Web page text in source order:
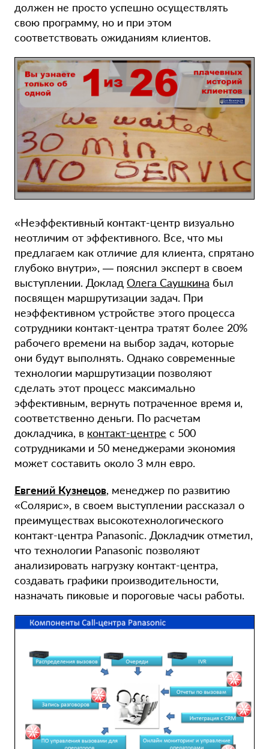
должен не просто успешно осуществлять
свою программу, но и при этом
соответствовать ожиданиям клиентов.
«Неэффективный контакт-центр визуально
неотличим от эффективного. Все, что мы
предлагаем как отличие для клиента, спрятано
глубоко внутри», — пояснил эксперт в своем
выступлении. Доклад Олега Саушкина был
посвящен маршрутизации задач. При
неэффективном устройстве этого процесса
сотрудники контакт-центра тратят более 20%
рабочего времени на выбор задач, которые
они будут выполнять. Однако современные
технологии маршрутизации позволяют
сделать этот процесс максимально
эффективным, вернуть потраченное время и,
соответственно деньги. По расчетам
докладчика, в контакт-центре с 500
сотрудниками и 50 менеджерами экономия
может составить около 3 млн евро.
Евгений Кузнецов, менеджер по развитию
«Солярис», в своем выступлении рассказал о
преимуществах высокотехнологического
контакт-центра Panasonic. Докладчик отметил,
что технологии Panasonic позволяют
анализировать нагрузку контакт-центра,
создавать графики производительности,
назначать пиковые и пороговые часы работы.